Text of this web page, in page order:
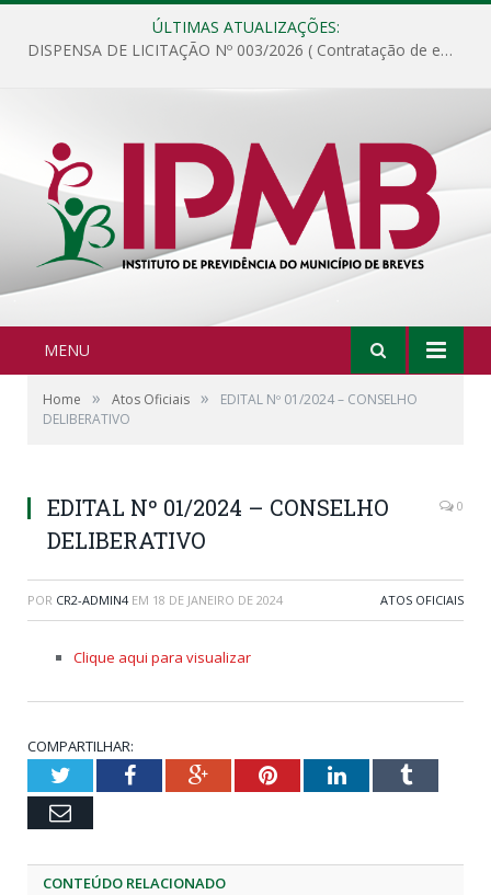
ÚLTIMAS ATUALIZAÇÕES:
DISPENSA DE LICITAÇÃO Nº 003/2026 ( Contratação de empresa para fornecimento de gêneros alimentícios não perecíveis, materiais de expediente, descartáveis, copa e cozinha, para análise e posterior publicação.)
MENU
Home » Atos Oficiais »
EDITAL Nº 01/2024 – CONSELHO
DELIBERATIVO
EDITAL Nº 01/2024 – CONSELHO
DELIBERATIVO
0
POR CR2-ADMIN4 EM 18 DE JANEIRO DE 2024 ATOS OFICIAIS
Clique aqui para visualizar
COMPARTILHAR:
TwitterFacebookGoogle+PinterestLinkedInTumblr
Email
CONTEÚDO RELACIONADO